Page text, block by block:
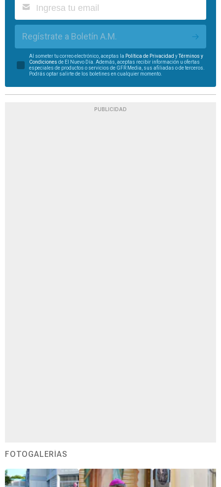
Regístrate a Boletín A.M.
Al someter tu correo electrónico, aceptas la Política de Privacidad yTérminos y
Condiciones de El Nuevo Día. Además, aceptas recibir información u ofertas
especiales de productos o servicios de GFR Media, sus afiliadas o de terceros.
Podrás optar salirte de los boletines en cualquier momento.
PUBLICIDAD
FOTOGALERÍAS